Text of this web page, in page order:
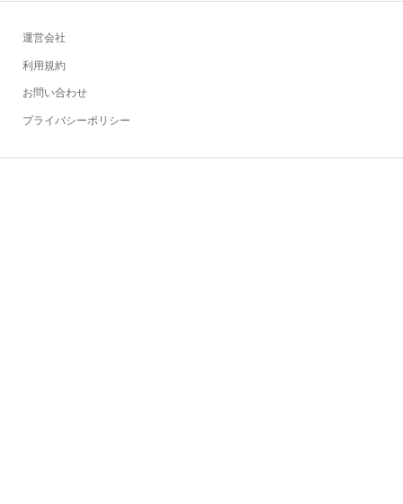
運営会社
利用規約
お問い合わせ
プライバシーポリシー